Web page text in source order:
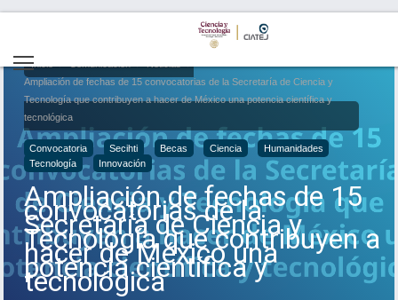
Inicio
Ampliación de fechas de 15 convocatorias de la Secretaría de Ciencia y
Tecnología que contribuyen a hacer de México una potencia científica y
tecnológica
Convocatoria Secihti Becas Ciencia
Humanidades
Tecnología
Innovación
Ampliación de fechas de 15
convocatorias de la
Secretaría de Ciencia y
Tecnología que contribuyen a
hacer de México una
potencia científica y
tecnológica